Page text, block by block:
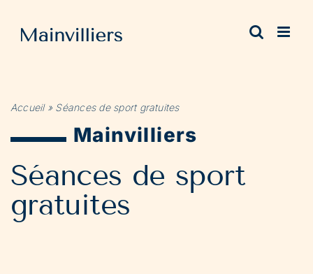
contenu
Accueil» Séances de sport gratuites
Mainvilliers
Séances de sport
gratuites